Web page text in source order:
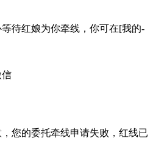
待红娘为你牵线，你可在[我的-
信
您的委托牵线申请失败，红线已